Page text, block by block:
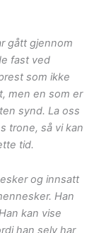
gått gjennom
fast ved
som ikke
men en som er
synd. La oss
trone, så vi kan
tid.
og innsatt
Han
kan vise
han selv har